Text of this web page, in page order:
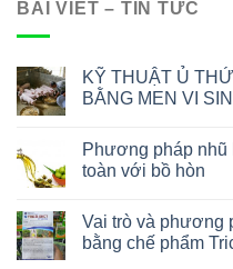
BÀI VIẾT – TIN TỨC
KỸ THUẬT Ủ
BẰNG MEN VI
Phương pháp nhũ
toàn với bồ hòn
Vai trò và phương
bằng chế phẩm